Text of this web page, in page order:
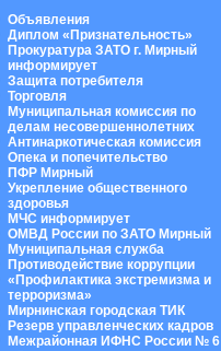
Объявления
Диплом «Признательность»
Прокуратура ЗАТО г. Мирный
информирует
Защита потребителя
Торговля
Муниципальная комиссия по
делам несовершеннолетних
Антинаркотическая комиссия
Опека и попечительство
ПФР Мирный
Укрепление общественного
здоровья
МЧС информирует
ОМВД России по ЗАТО Мирный
Муниципальная cлужба
Противодействие коррупции
«Профилактика экстремизма и
терроризма»
Мирнинская городская ТИК
Резерв управленческих кадров
Межрайонная ИФНС России № 6